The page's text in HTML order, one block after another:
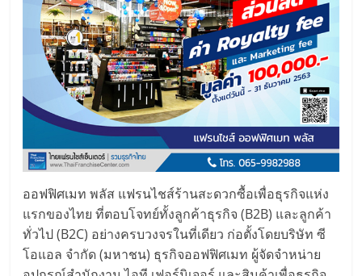
ออฟฟิศเมท พลัส แฟรนไชส์ร้านสะดวกซื้อเพื่อธุรกิจแห่ง
แรกของไทย ที่ตอบโจทย์ทั้งลูกค้าธุรกิจ (B2B) และลูกค้า
ทั่วไป (B2C) อย่างครบวงจรในที่เดียว ก่อตั้งโดยบริษัท ซี
โอแอล จำกัด (มหาชน) ธุรกิจออฟฟิศเมท ผู้จัดจำหน่าย